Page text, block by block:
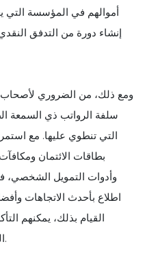
أموالهم في المؤسسة التي
إنشاء دورة من التدفق
ومع ذلك، من الضروري لأصحاب
سلفة الرواتب ذي السمعة
التي تنطوي عليها. مع
بطاقات الائتمان
وأدوات التمويل
اطلاع بأحدث الاتجاهات
القيام بذلك، يمكنهم
المالية الأكثر فائدة ومسؤولية المتاحة.